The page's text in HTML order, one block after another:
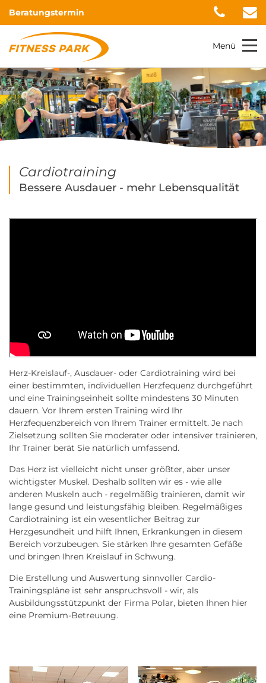
Beratungstermin
Menü
Cardiotraining
Bessere Ausdauer - mehr Lebensqualität
Herz-Kreislauf-, Ausdauer- oder Cardiotraining wird bei
einer bestimmten, individuellen Herzfequenz durchgeführt
und eine Trainingseinheit sollte mindestens 30 Minuten
dauern. Vor Ihrem ersten Training wird Ihr
Herzfequenzbereich von Ihrem Trainer ermittelt. Je nach
Zielsetzung sollten Sie moderater oder intensiver trainieren,
Ihr Trainer berät Sie natürlich umfassend.
Das Herz ist vielleicht nicht unser größter, aber unser
wichtigster Muskel. Deshalb sollten wir es - wie alle
anderen Muskeln auch - regelmäßig trainieren, damit wir
lange gesund und leistungsfähig bleiben. Regelmäßiges
Cardiotraining ist ein wesentlicher Beitrag zur
Herzgesundheit und hilft Ihnen, Erkrankungen in diesem
Bereich vorzubeugen. Sie stärken Ihre gesamten Gefäße
und bringen Ihren Kreislauf in Schwung.
Die Erstellung und Auswertung sinnvoller Cardio-
Trainingspläne ist sehr anspruchsvoll - wir, als
Ausbildungsstützpunkt der Firma Polar, bieten Ihnen hier
eine Premium-Betreuung.